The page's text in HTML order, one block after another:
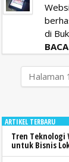
di
Halaman
ARTIKEL TERBARU
Tren Teknologi
untuk Bisnis